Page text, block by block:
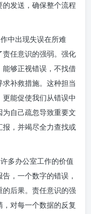
发送，确保整个流程
中出现失误在所难
任意识的强弱。强化
够正视错误，不找借
补救措施。这种担当
能促使我们从错误中
自己疏忽导致重要文
，并竭尽全力查找或
多办公室工作的价值
，一个数字的错误，
后果。责任意识的强
对每一个数据的反复